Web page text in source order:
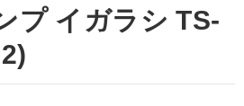
プ イガラシ TS-